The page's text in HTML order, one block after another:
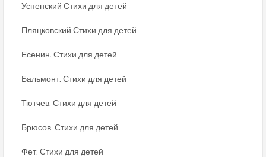
Успенский Стихи для детей
Пляцковский Стихи для детей
Есенин. Стихи для детей
Бальмонт. Стихи для детей
Тютчев. Стихи для детей
Брюсов. Стихи для детей
Фет. Стихи для детей